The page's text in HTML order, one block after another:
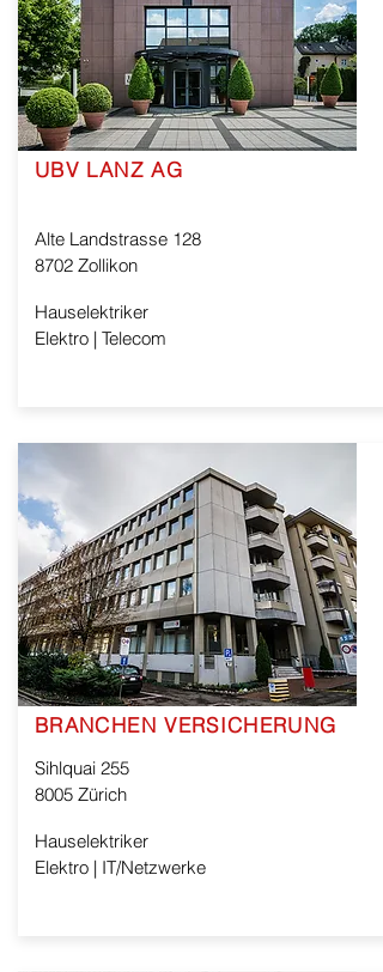
UBV LANZ AG
Alte Landstrasse 128
8702 Zollikon
Hauselektriker
Elektro | Telecom
BRANCHEN VERSICHERUNG
Sihlquai 255
8005 Zürich
Hauselektriker
Elektro | IT/Netzwerke